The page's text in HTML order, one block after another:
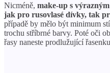
Nicméně, make-up s
jak pro rusovlasé dívky, tak
případě by mělo být minimum
trochu stříbrné barvy. Poté oči
řasy naneste prodlužující